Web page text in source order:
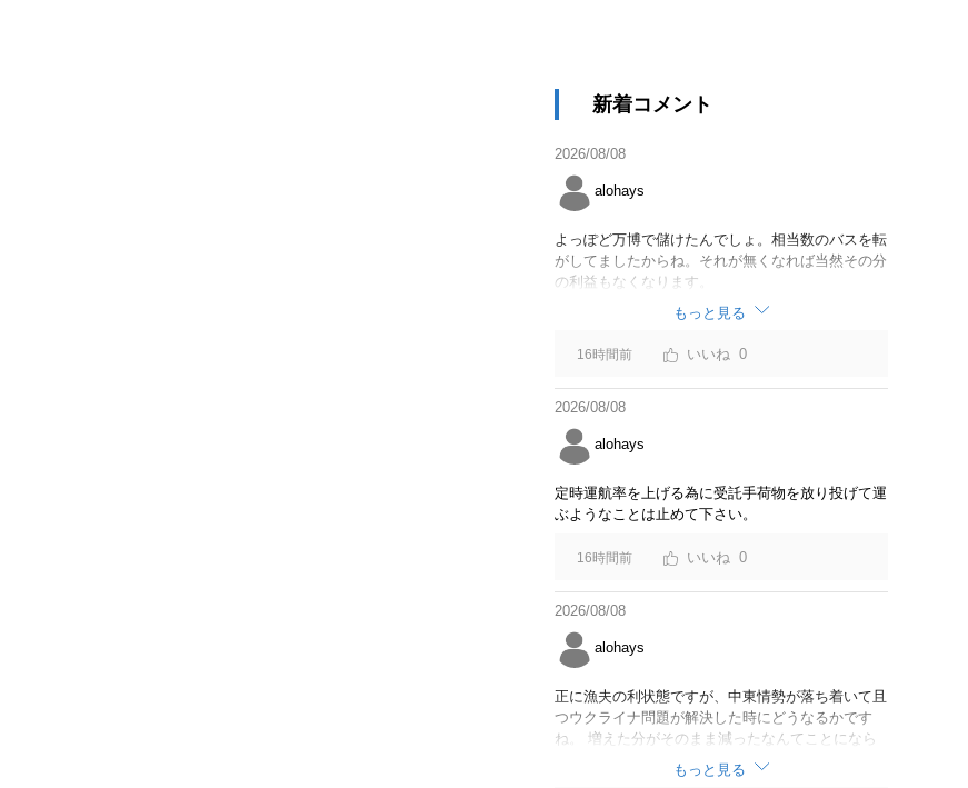
新着コメント
2026/08/08
alohays
よっぽど万博で儲けたんでしょ。相当数のバスを転
がしてましたからね。それが無くなれば当然その分
の利益もなくなります。
もっと見る
16時間前 0
2026/08/08
alohays
定時運航率を上げる為に受託手荷物を放り投げて運
ぶようなことは止めて下さい。
16時間前 0
2026/08/08
alohays
正に漁夫の利状態ですが、中東情勢が落ち着いて且
つウクライナ問題が解決した時にどうなるかです
ね。 増えた分がそのまま減ったなんてことになら
なければいいですが。
もっと見る